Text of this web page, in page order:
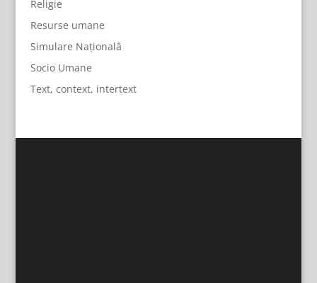
Religie
Resurse umane
Simulare Națională
Socio Umane
Text, context, intertext